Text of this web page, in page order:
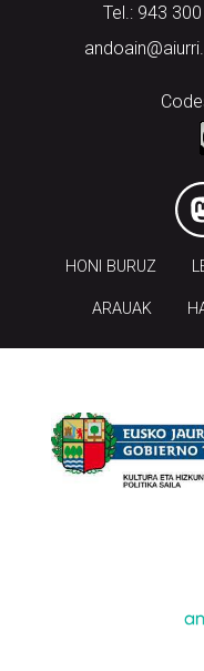
Tel.: 943
HONI BURUZ
ARAUAK